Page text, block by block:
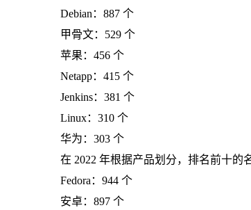
Debian：887 个
甲骨文：529 个
苹果：456 个
Netapp：415 个
Jenkins：381 个
Linux：310 个
华为：303 个
在 2022 年根据产品划分，排名前十的
Fedora：944 个
安卓：897 个